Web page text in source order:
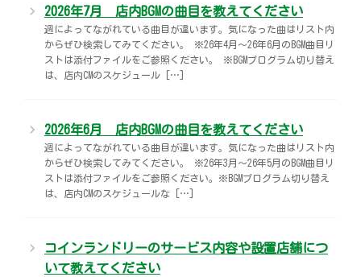
保険
学び・教育
自転車シェアリング（店舗限定）
モバイルバッテリーシェアリング（店舗限定）
セブン-イレブンの歴史
2026年7月 店内BGMの曲目を教えてください
週によってながれている曲目が違います。気になった曲はリスト内
からぜひ検索してみてください。 ※26年4月～26年6月のBGM曲目リ
ストは添付ファイルをご参照ください。 ※BGMプログラム切り替え
は、店内CMのスケジュール […]
2026年6月 店内BGMの曲目を教えてください
週によってながれている曲目が違います。気になった曲はリスト内
からぜひ検索してみてください。 ※26年3月～26年5月のBGM曲目リ
ストは添付ファイルをご参照ください。※BGMプログラム切り替え
は、店内CMのスケジュールな […]
コインランドリーのサービス内容や設置店舗につ
いて教えてください